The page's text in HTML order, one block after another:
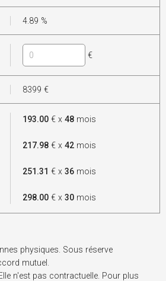
4.89 %
€
8399 €
193.00 € x48 mois
217.98 € x42 mois
251.31 € x36 mois
298.00 € x30 mois
physiques. Sous réserve
mutuel.
n'est pas contractuelle. Pour plus